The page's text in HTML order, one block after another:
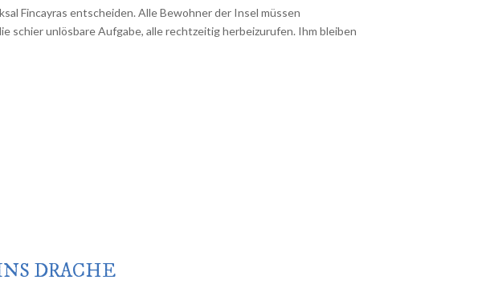
Fincayras entscheiden. Alle Bewohner der Insel müssen
schier unlösbare Aufgabe, alle rechtzeitig herbeizurufen. Ihm bleiben
DRACHE